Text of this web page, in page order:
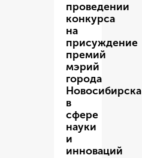
проведении
конкурса
на
присуждение
премий
мэрий
города
Новосибирска
в
сфере
науки
и
инноваций